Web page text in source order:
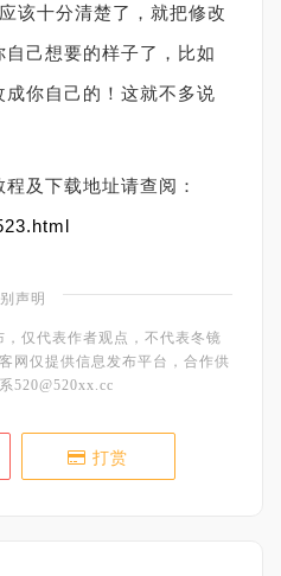
该十分清楚了，就把修改
己想要的样子了，比如
成你自己的！这就不多说
及下载地址请查阅：
声明
，仅代表作者观点，不代表冬镜
网仅提供信息发布平台，合作供
520@520xx.cc
打赏